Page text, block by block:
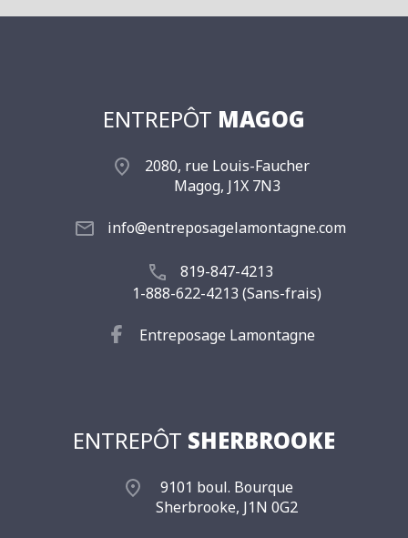
ENTREPÔT MAGOG
2080, rue Louis-Faucher
Magog, J1X 7N3
info@entreposagelamontagne.com
819-847-4213
1-888-622-4213 (Sans-frais)
Entreposage Lamontagne
ENTREPÔT SHERBROOKE
9101 boul. Bourque
Sherbrooke, J1N 0G2